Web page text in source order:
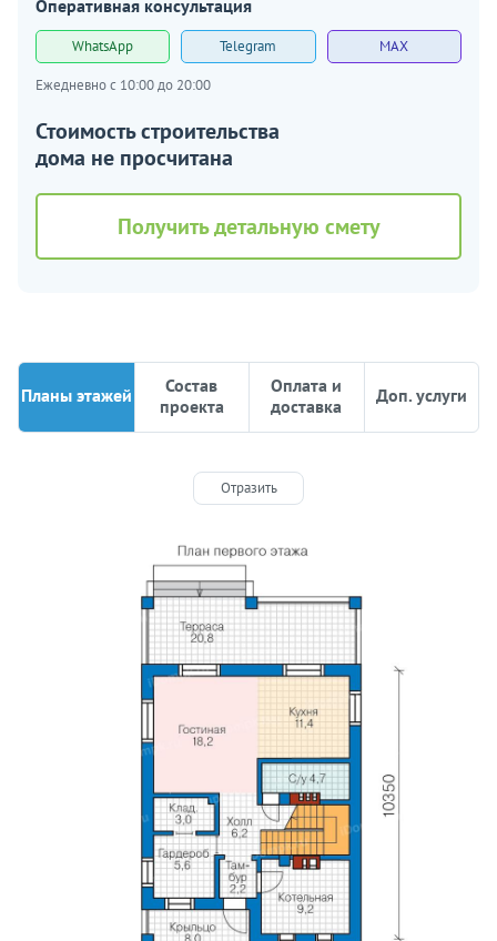
Оперативная консультация
WhatsApp Telegram MAX
Ежедневно с 10:00 до 20:00
Стоимость строительства
дома не просчитана
Получить детальную смету
Планы этажей
Состав
проекта
Оплата и
доставка
Доп. услуги